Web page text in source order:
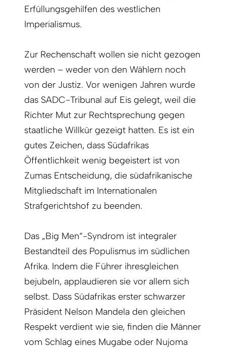
Erfüllungsgehilfen des westlichen
Imperialismus.
Zur Rechenschaft wollen sie nicht gezogen
werden – weder von den Wählern noch
von der Justiz. Vor wenigen Jahren wurde
das SADC-Tribunal auf Eis gelegt, weil die
Richter Mut zur Rechtsprechung gegen
staatliche Willkür gezeigt hatten. Es ist ein
gutes Zeichen, dass Südafrikas
Öffentlichkeit wenig begeistert ist von
Zumas Entscheidung, die südafrikanische
Mitgliedschaft im Internationalen
Strafgerichtshof zu beenden.
Das „Big Men“-Syndrom ist integraler
Bestandteil des Populismus im südlichen
Afrika. Indem die Führer ihresgleichen
bejubeln, applaudieren sie vor allem sich
selbst. Dass Südafrikas erster schwarzer
Präsident Nelson Mandela den gleichen
Respekt verdient wie sie, finden die Männer
vom Schlag eines Mugabe oder Nujoma